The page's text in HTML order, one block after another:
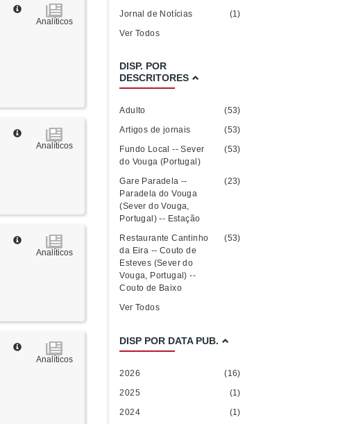
Analíticos
Analíticos
Analíticos
Analíticos
Jornal de Notícias
(1)
Ver Todos
DISP. POR
DESCRITORES
Adulto
(53)
Artigos de jornais
(53)
Fundo Local -- Sever
do Vouga (Portugal)
(53)
Gare Paradela --
Paradela do Vouga
(Sever do Vouga,
Portugal) -- Estação
(23)
Restaurante Cantinho
da Eira -- Couto de
Esteves (Sever do
Vouga, Portugal) --
Couto de Baixo
(53)
Ver Todos
DISP POR DATA PUB.
2026
(16)
2025
(1)
2024
(1)